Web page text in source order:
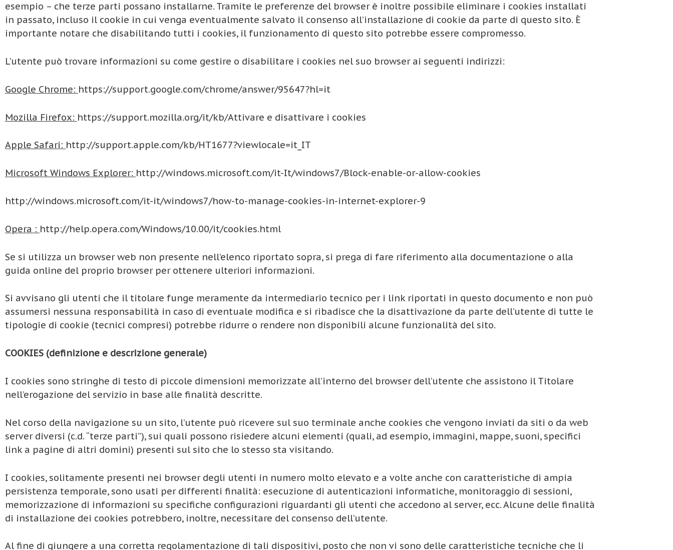
esempio – che terze parti possano installarne. Tramite le preferenze del browser è inoltre possibile eliminare i cookies installati
in passato, incluso il cookie in cui venga eventualmente salvato il consenso all’installazione di cookie da parte di questo sito. È
importante notare che disabilitando tutti i cookies, il funzionamento di questo sito potrebbe essere compromesso.
L’utente può trovare informazioni su come gestire o disabilitare i cookies nel suo browser ai seguenti indirizzi:
Google Chrome: https://support.google.com/chrome/answer/95647?hl=it
Mozilla Firefox: https://support.mozilla.org/it/kb/Attivare e disattivare i cookies
Apple Safari: http://support.apple.com/kb/HT1677?viewlocale=it_IT
Microsoft Windows Explorer: http://windows.microsoft.com/it-It/windows7/Block-enable-or-allow-cookies
http://windows.microsoft.com/it-it/windows7/how-to-manage-cookies-in-internet-explorer-9
Opera : http://help.opera.com/Windows/10.00/it/cookies.html
Se si utilizza un browser web non presente nell’elenco riportato sopra, si prega di fare riferimento alla documentazione o alla
guida online del proprio browser per ottenere ulteriori informazioni.
Si avvisano gli utenti che il titolare funge meramente da intermediario tecnico per i link riportati in questo documento e non può
assumersi nessuna responsabilità in caso di eventuale modifica e si ribadisce che la disattivazione da parte dell’utente di tutte le
tipologie di cookie (tecnici compresi) potrebbe ridurre o rendere non disponibili alcune funzionalità del sito.
COOKIES (definizione e descrizione generale)
I cookies sono stringhe di testo di piccole dimensioni memorizzate all’interno del browser dell’utente che assistono il Titolare
nell’erogazione del servizio in base alle finalità descritte.
Nel corso della navigazione su un sito, l’utente può ricevere sul suo terminale anche cookies che vengono inviati da siti o da web
server diversi (c.d. “terze parti”), sui quali possono risiedere alcuni elementi (quali, ad esempio, immagini, mappe, suoni, specifici
link a pagine di altri domini) presenti sul sito che lo stesso sta visitando.
I cookies, solitamente presenti nei browser degli utenti in numero molto elevato e a volte anche con caratteristiche di ampia
persistenza temporale, sono usati per differenti finalità: esecuzione di autenticazioni informatiche, monitoraggio di sessioni,
memorizzazione di informazioni su specifiche configurazioni riguardanti gli utenti che accedono al server, ecc. Alcune delle finalità
di installazione dei cookies potrebbero, inoltre, necessitare del consenso dell’utente.
Al fine di giungere a una corretta regolamentazione di tali dispositivi, posto che non vi sono delle caratteristiche tecniche che li